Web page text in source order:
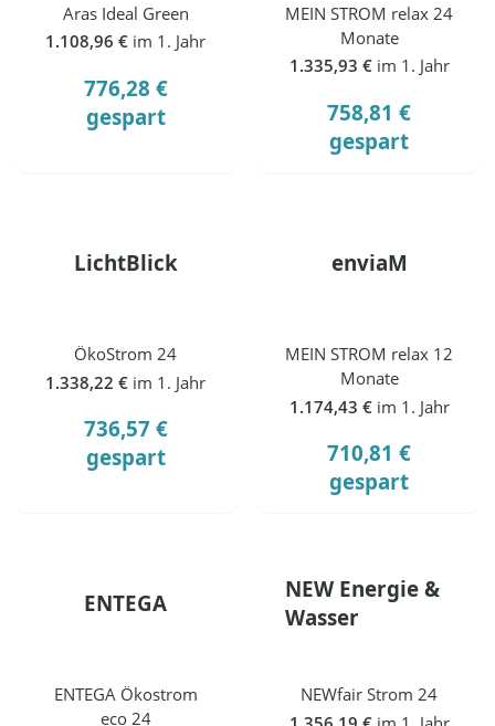
Aras Ideal Green
1.108,96 € im 1. Jahr
776,28 €
gespart
MEIN STROM relax 24
Monate
1.335,93 € im 1. Jahr
758,81 €
gespart
LichtBlick
ÖkoStrom 24
1.338,22 € im 1. Jahr
736,57 €
gespart
enviaM
MEIN STROM relax 12
Monate
1.174,43 € im 1. Jahr
710,81 €
gespart
ENTEGA
ENTEGA Ökostrom
eco 24
NEW Energie &
Wasser
NEWfair Strom 24